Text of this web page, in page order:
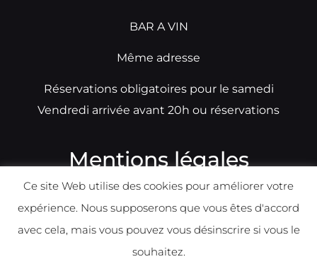
BAR A VIN
Même adresse
Réservations obligatoires pour le samedi
Vendredi arrivée avant 20h ou réservations
Mentions légales
Ce site Web utilise des cookies pour améliorer votre
expérience. Nous supposerons que vous êtes d'accord
avec cela, mais vous pouvez vous désinscrire si vous le
souhaitez.